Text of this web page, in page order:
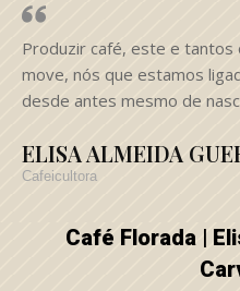
Produzir café, este e tantos
move, nós que estamos
desde antes mesmo de
ELISA ALMEIDA
Cafeicultora
Café Florada |